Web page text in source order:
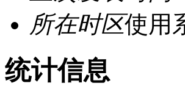
所在时区使用
统计信息